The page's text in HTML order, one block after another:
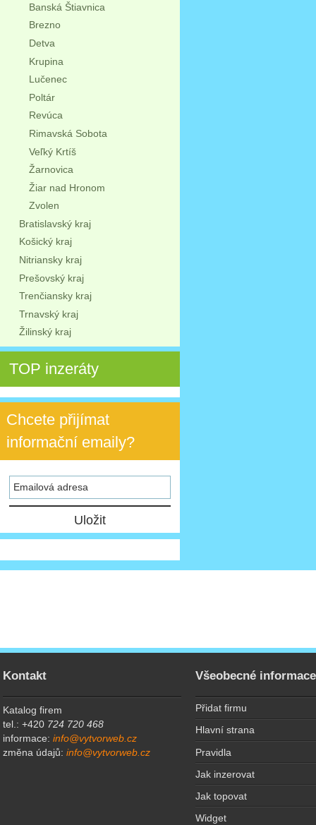
Banská Štiavnica
Brezno
Detva
Krupina
Lučenec
Poltár
Revúca
Rimavská Sobota
Veľký Krtíš
Žarnovica
Žiar nad Hronom
Zvolen
Bratislavský kraj
Košický kraj
Nitriansky kraj
Prešovský kraj
Trenčiansky kraj
Trnavský kraj
Žilinský kraj
TOP inzeráty
Chcete přijímat
informační emaily?
Kontakt
Katalog firem
tel.: +420 724 720 468
informace:info@vytvorweb.cz
změna údajů:info@vytvorweb.cz
Všeobecné informace
Přidat firmu
Hlavní strana
Pravidla
Jak inzerovat
Jak topovat
Widget